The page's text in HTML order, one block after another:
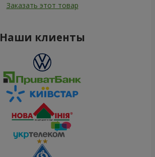
Заказать этот товар
Наши клиенты